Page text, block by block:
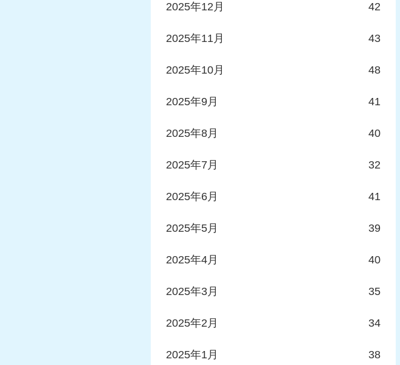
2025年12月 42
2025年11月 43
2025年10月 48
2025年9月 41
2025年8月 40
2025年7月 32
2025年6月 41
2025年5月 39
2025年4月 40
2025年3月 35
2025年2月 34
2025年1月 38